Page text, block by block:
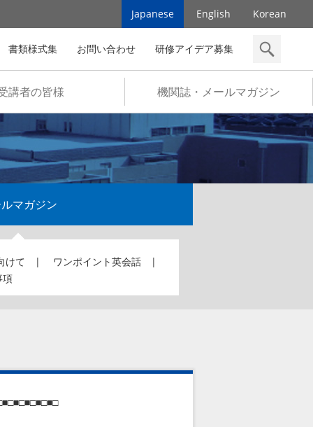
Japanese English Korean
講者の皆様 機関誌・メールマガジン
書類様式集 お問い合わせ 研修アイデア募集
マガジン
けて
ワンポイント英会話
項